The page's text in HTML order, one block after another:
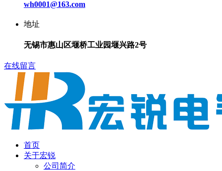
wh0001@163.com
地址
无锡市惠山区堰桥工业园堰兴路2号
在线留言
首页
关于宏锐
公司简介